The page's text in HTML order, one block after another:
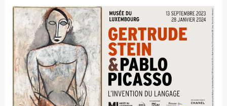
Gertrude
Stein
et
Picasso
Une
Amitié